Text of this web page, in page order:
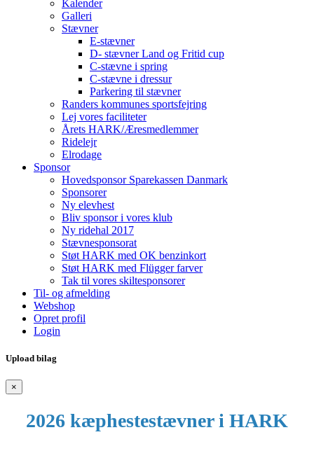
Kalender
Galleri
Stævner
E-stævner
D- stævner Land og Fritid cup
C-stævne i spring
C-stævne i dressur
Parkering til stævner
Randers kommunes sportsfejring
Lej vores faciliteter
Årets HARK/Æresmedlemmer
Ridelejr
Elrodage
Sponsor
Hovedsponsor Sparekassen Danmark
Sponsorer
Ny elevhest
Bliv sponsor i vores klub
Ny ridehal 2017
Stævnesponsorat
Støt HARK med OK benzinkort
Støt HARK med Flügger farver
Tak til vores skiltesponsorer
Til- og afmelding
Webshop
Opret profil
Login
Upload bilag
×
2026 kæphestestævner i HARK